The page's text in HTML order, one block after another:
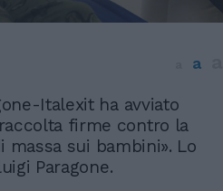
a
Italexit ha avviato
firme contro la
sui bambini». Lo
Paragone.